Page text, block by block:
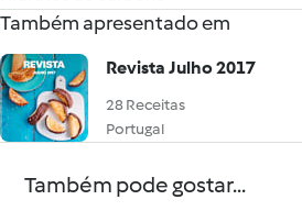
Também apresentado em
Revista Julho 2017
28 Receitas
Portugal
Também pode gostar...